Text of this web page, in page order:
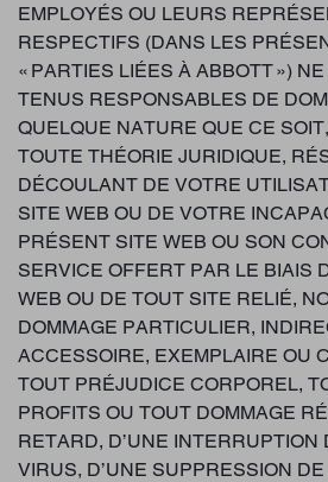
EMPLOYÉS OU LEURS
RESPECTIFS (DANS LES
« PARTIES LIÉES À ABBOTT »)
TENUS RESPONSABLES DE
QUELQUE NATURE QUE CE
TOUTE THÉORIE JURIDIQUE,
DÉCOULANT DE VOTRE
SITE WEB OU DE VOTRE
PRÉSENT SITE WEB OU SON
SERVICE OFFERT PAR LE BIAIS
WEB OU DE TOUT SITE RELIÉ,
DOMMAGE PARTICULIER,
ACCESSOIRE, EXEMPLAIRE OU
TOUT PRÉJUDICE CORPOREL,
PROFITS OU TOUT DOMMAGE
RETARD, D’UNE INTERRUPTION
VIRUS, D’UNE SUPPRESSION